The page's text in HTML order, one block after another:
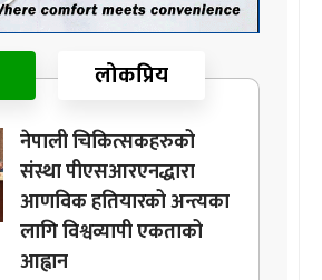
लोकप्रिय
नेपाली चिकित्सकहरुको
संस्था पीएसआरएनद्धारा
आणविक हतियारको अन्त्यका
लागि विश्वव्यापी एकताको
आह्वान